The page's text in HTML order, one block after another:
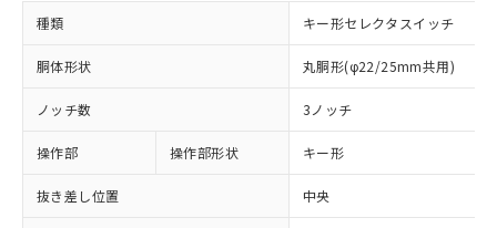
種類 キー形セレクタスイッチ
胴体形状 丸胴形(φ22/25mm共用)
ノッチ数 3ノッチ
操作部 操作部形状 キー形
抜き差し位置 中央